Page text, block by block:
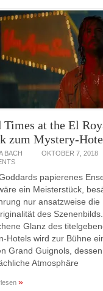
Times at the El
zum Mystery-
BACH OKTOBER 7, 2018
papierenes
ein Meisterstück,
nur ansatzweise die
des
Glanz des
Hotels wird zur Bühne
Grand Guignols, dessen
Atmosphäre
»